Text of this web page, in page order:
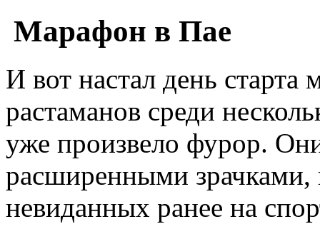
Марафон в Пае
И вот настал день
растаманов среди
уже произвело фурор.
расширенными
невиданных ранее на